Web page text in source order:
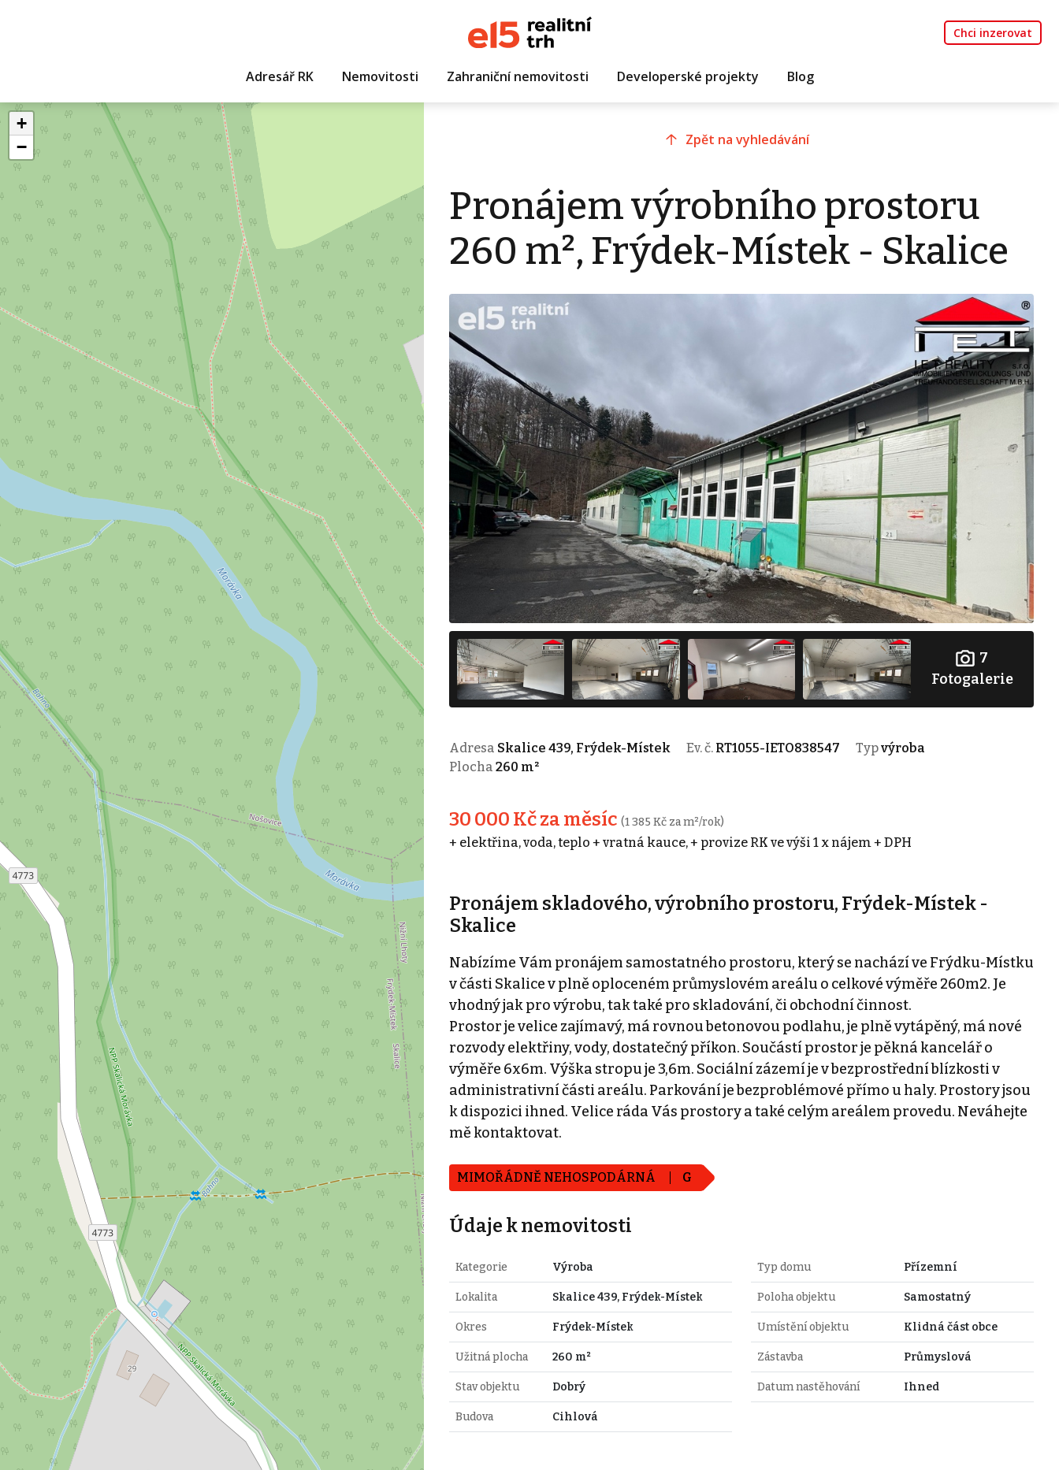
Chci inzerovat
Adresář RK Nemovitosti Zahraniční nemovitosti Developerské projekty Blog
+
−
Zpět na vyhledávání
Pronájem výrobního prostoru
260 m², Frýdek-Místek - Skalice
7
Fotogalerie
Adresa Skalice 439, Frýdek-Místek Ev. č. RT1055-IETO838547 Typvýroba
Plocha 260 m²
30 000 Kč za měsíc (1 385 Kč za m²/rok)
+ elektřina, voda, teplo + vratná kauce, + provize RK ve výši 1 x nájem + DPH
Pronájem skladového, výrobního prostoru, Frýdek-Místek -
Skalice
Nabízíme Vám pronájem samostatného prostoru, který se nachází ve Frýdku-Místku
v části Skalice v plně oploceném průmyslovém areálu o celkové výměře 260m2. Je
vhodný jak pro výrobu, tak také pro skladování, či obchodní činnost.
Prostor je velice zajímavý, má rovnou betonovou podlahu, je plně vytápěný, má nové
rozvody elektřiny, vody, dostatečný příkon. Součástí prostor je pěkná kancelář o
výměře 6x6m. Výška stropu je 3,6m. Sociální zázemí je v bezprostřední blízkosti v
administrativní části areálu. Parkování je bezproblémové přímo u haly. Prostory jsou
k dispozici ihned. Velice ráda Vás prostory a také celým areálem provedu. Neváhejte
mě kontaktovat.
MIMOŘÁDNĚ NEHOSPODÁRNÁ G
Údaje k nemovitosti
Kategorie Výroba
Lokalita Skalice 439, Frýdek-Místek
Okres Frýdek-Místek
Užitná plocha 260 m²
Stav objektu Dobrý
Budova Cihlová
Typ domu Přízemní
Poloha objektu Samostatný
Umístění objektu Klidná část obce
Zástavba Průmyslová
Datum nastěhování Ihned